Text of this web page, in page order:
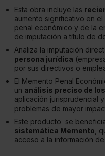
Esta obra incluye las
aumento significativo en
penal económico y de la
de imputación a título de
Analiza la imputación
persona jurídica
por sus directivos o
El Memento Penal
un análisis preciso de
aplicación jurisprudencial
problemas de mayor
Este producto se
sistemática Memento ,
acceso a la información